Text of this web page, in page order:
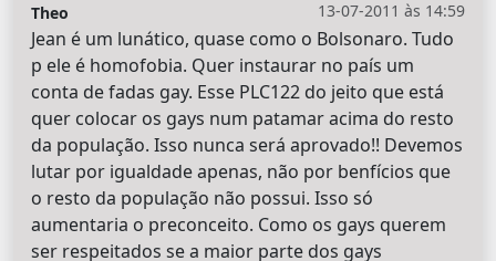
13-07-2011 às 14:59
Theo
Jean é um lunático, quase como o Bolsonaro. Tudo
p ele é homofobia. Quer instaurar no país um
conta de fadas gay. Esse PLC122 do jeito que está
quer colocar os gays num patamar acima do resto
da população. Isso nunca será aprovado!! Devemos
lutar por igualdade apenas, não por benfícios que
o resto da população não possui. Isso só
aumentaria o preconceito. Como os gays querem
ser respeitados se a maior parte dos gays